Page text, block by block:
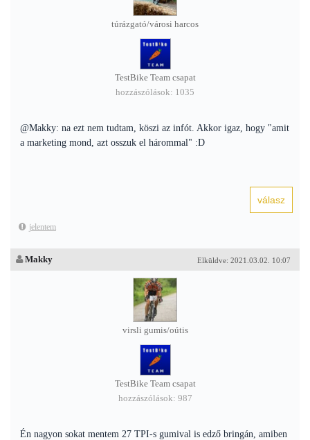
túrázgató/városi harcos
TestBike Team csapat
hozzászólások: 1035
@Makky: na ezt nem tudtam, köszi az infót. Akkor igaz, hogy "amit
a marketing mond, azt osszuk el hárommal" :D
jelentem
Elküldve: 2021.03.02. 10:07
Makky
virsli gumis/oútis
TestBike Team csapat
hozzászólások: 987
Én nagyon sokat mentem 27 TPI-s gumival is edző bringán, amiben